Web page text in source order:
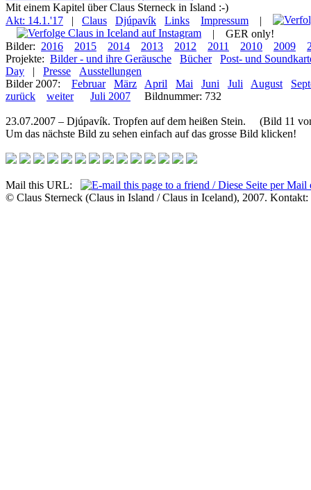
Mit einem Kapitel über Claus Sterneck in Island :-)
Akt: 14.1.'17
| Claus Djúpavík Links Impressum
|
|
GER only!
Bilder: 2016 2015 2014 2013 2012 2011 2010 2009
Projekte: Bilder - und ihre Geräusche Bücher
Post- und
Day
| Presse
Ausstellungen
Bilder 2007:
Februar März April Mai Juni Juli August
zurück
weiter Juli 2007 Bildnummer: 732
23.07.2007 – Djúpavík. Tropfen auf dem heißen Stein. (Bild 11
Um das nächste Bild zu sehen einfach auf das grosse Bild klicken!
Mail this URL:
© Claus Sterneck (Claus in Island / Claus in Iceland), 2007. Kontakt: